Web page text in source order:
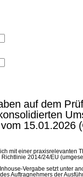
auf dem
15.01.2026
mit einer praxisrelevanten
2014/24/EU
Vergabe setzt unter
Auftragnehmers der